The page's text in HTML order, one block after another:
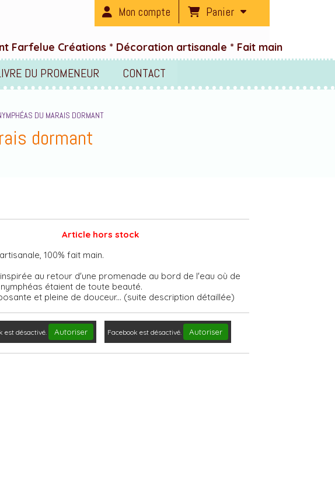
Farfelue Créations * Décoration artisanale * Fait main
Mon compte Panier
DU PROMENEUR CONTACT
DU MARAIS DORMANT
dormant
Article hors stock
100% fait main.
au retour d'une promenade au bord de l'eau où de
étaient de toute beauté.
et pleine de douceur... (suite description détaillée)
est désactivé. Autoriser Facebook est désactivé. Autoriser